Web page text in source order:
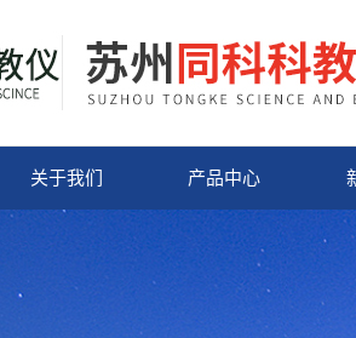
关于我们 产品中心